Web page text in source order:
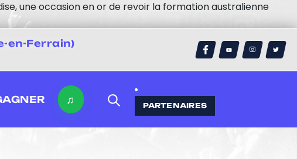
une occasion en or de revoir la formation australienne
en-Ferrain)
♫ PARTENAIRES